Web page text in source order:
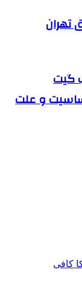
تهران
گیت
و علت
کافی